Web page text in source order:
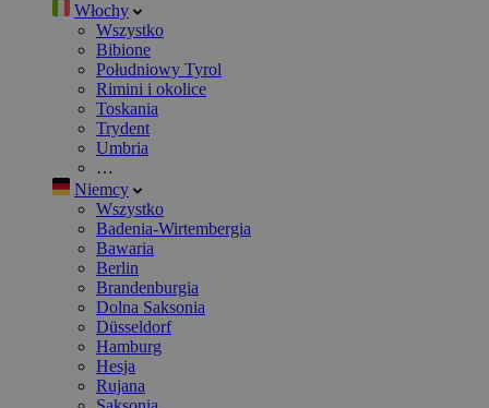
Włochy
Wszystko
Bibione
Południowy Tyrol
Rimini i okolice
Toskania
Trydent
Umbria
…
Niemcy
Wszystko
Badenia-Wirtembergia
Bawaria
Berlin
Brandenburgia
Dolna Saksonia
Düsseldorf
Hamburg
Hesja
Rujana